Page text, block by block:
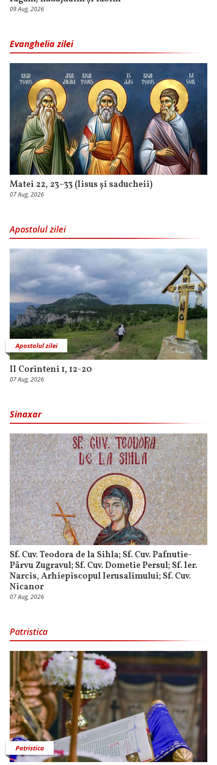
09 Aug, 2026
Evanghelia zilei
Matei 22, 23–33 (Iisus și saducheii)
07 Aug, 2026
Apostolul zilei
Apostolul zilei
II Corinteni 1, 12-20
07 Aug, 2026
Sinaxar
Sf. Cuv. Teodora de la Sihla; Sf. Cuv. Pafnutie-
Pârvu Zugravul; Sf. Cuv. Dometie Persul; Sf. Ier.
Narcis, Arhiepiscopul Ierusalimului; Sf. Cuv.
Nicanor
07 Aug, 2026
Patristica
Patristica